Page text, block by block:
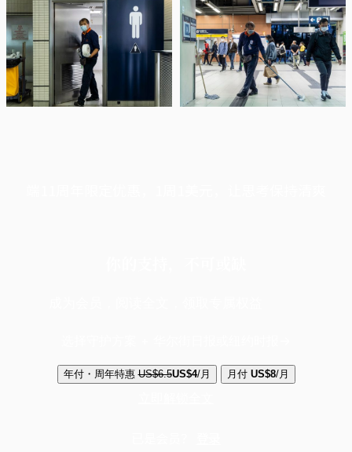
年付・周年特惠 US$6.5US$4/月 月付 US$8/月